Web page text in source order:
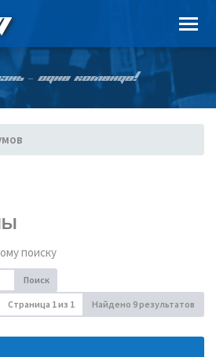
– ОДНА КОМАНДА!
поиску
Поиск
Страница 1из 1 Найдено 9 результатов